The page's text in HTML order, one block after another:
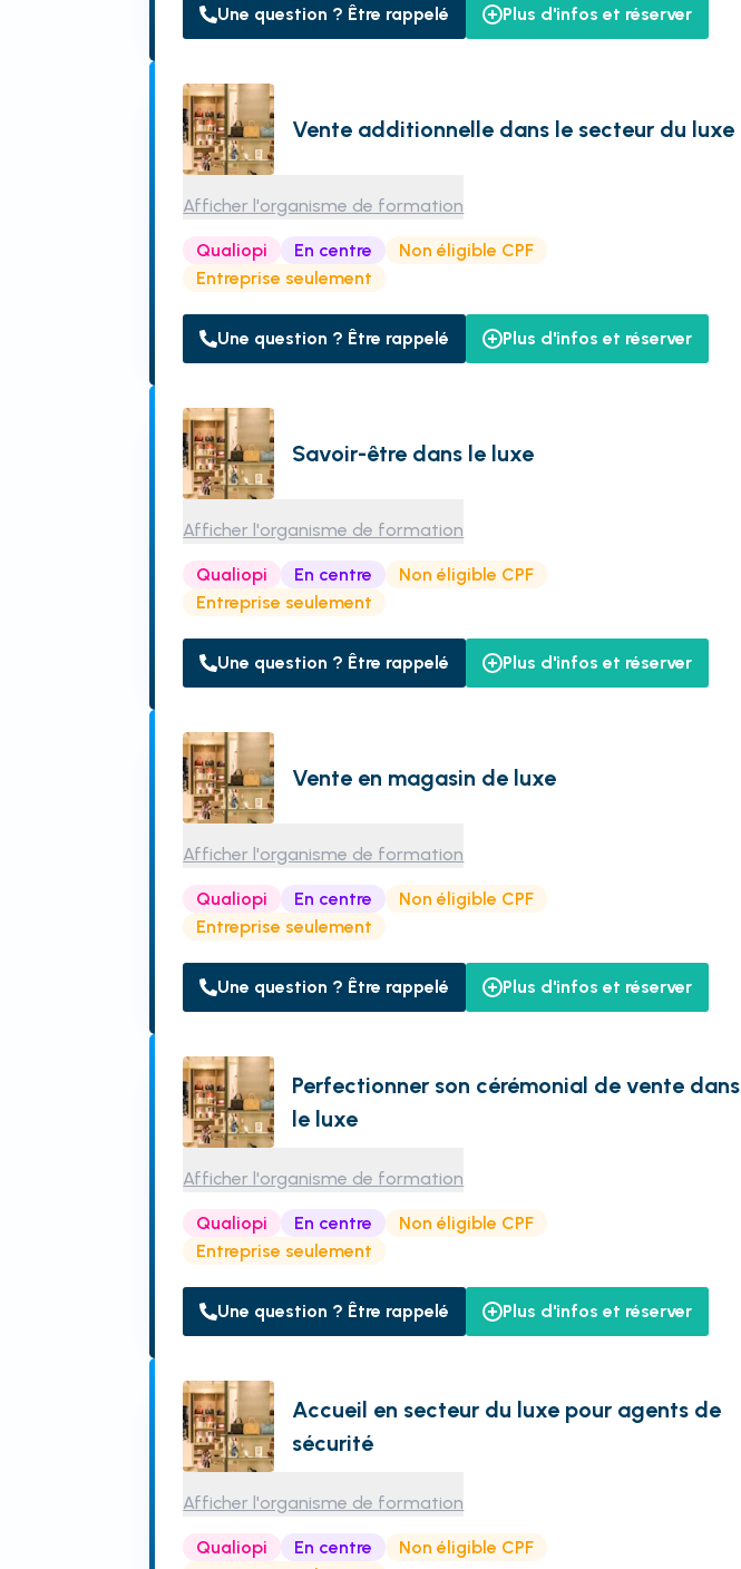
Une question ? Être rappelé Plus d'infos et réserver
Vente additionnelle dans le secteur du luxe
Afficher l'organisme de formation
Qualiopi En centre
Non éligible CPF
Entreprise seulement
Une question ? Être rappelé Plus d'infos et réserver
Savoir-être dans le luxe
Afficher l'organisme de formation
Qualiopi En centre
Non éligible CPF
Entreprise seulement
Une question ? Être rappelé Plus d'infos et réserver
Vente en magasin de luxe
Afficher l'organisme de formation
Qualiopi En centre
Non éligible CPF
Entreprise seulement
Une question ? Être rappelé Plus d'infos et réserver
Perfectionner son cérémonial de vente dans
le luxe
Afficher l'organisme de formation
Qualiopi En centre
Non éligible CPF
Entreprise seulement
Une question ? Être rappelé Plus d'infos et réserver
Accueil en secteur du luxe pour agents de
sécurité
Afficher l'organisme de formation
Qualiopi En centre
Non éligible CPF